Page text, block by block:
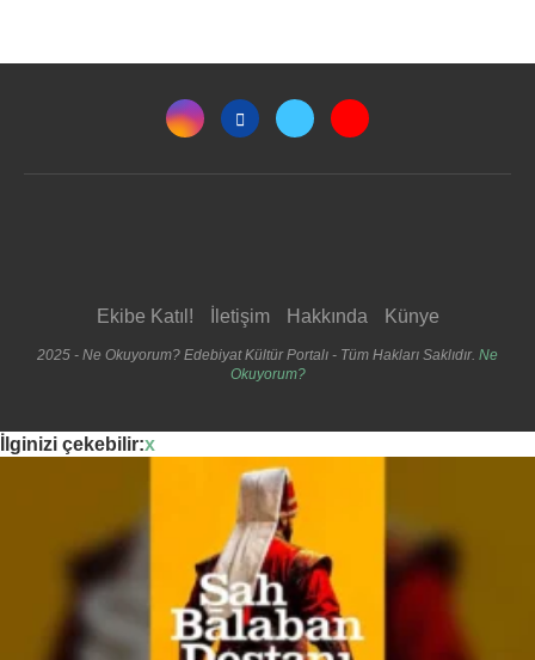
Ekibe Katıl! İletişim Hakkında Künye
2025 - Ne Okuyorum? Edebiyat Kültür Portalı - Tüm Hakları Saklıdır. Ne
Okuyorum?
İlginizi çekebilir:x